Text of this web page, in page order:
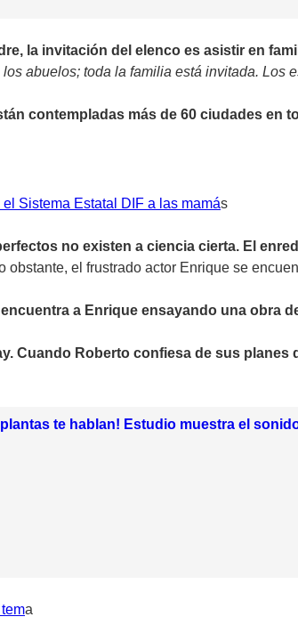
la invitación del elenco es asistir en
abuelos; toda la familia está invitada. Los
contempladas más de 60 ciudades en
Sistema Estatal DIF a las mamás
no existen a ciencia cierta. El
obstante, el frustrado actor Enrique se
encuentra a Enrique ensayando una obra
Cuando Roberto confiesa de sus planes
plantas te hablan! Estudio muestra el
a